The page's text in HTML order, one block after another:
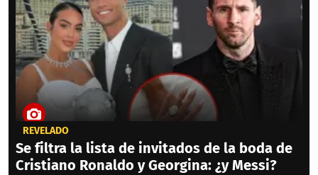
REVELADO
Se filtra la lista de invitados de la boda de
Cristiano Ronaldo y Georgina: ¿y Messi?